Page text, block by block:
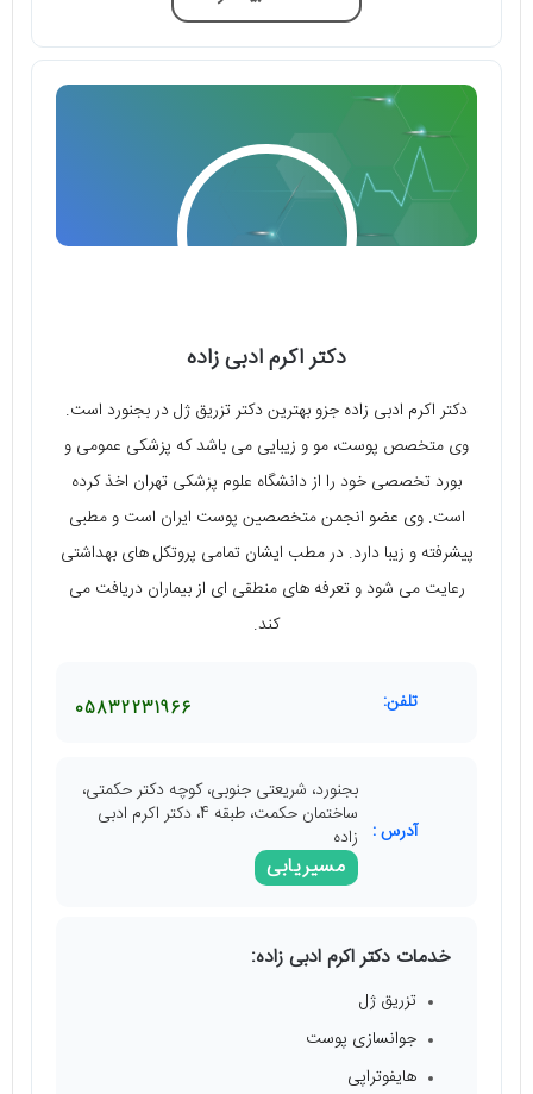
دکتر اکرم ادبی زاده
دکتر اکرم ادبی زاده جزو بهترین دکتر تزریق ژل در بجنورد است.
وی متخصص پوست، مو و زیبایی می باشد که پزشکی عمومی و
بورد تخصصی خود را از دانشگاه علوم پزشکی تهران اخذ کرده
است. وی عضو انجمن متخصصین پوست ایران است و مطبی
پیشرفته و زیبا دارد. در مطب ایشان تمامی پروتکل های بهداشتی
رعایت می شود و تعرفه های منطقی ای از بیماران دریافت می
کند.
تلفن: 05832231966
آدرس :
بجنورد، شریعتی جنوبی، کوچه دکتر حکمتی،
ساختمان حکمت، طبقه 4، دکتر اکرم ادبی
زاده
مسیریابی
خدمات دکتر اکرم ادبی زاده:
تزریق ژل
جوانسازی پوست
هایفوتراپی